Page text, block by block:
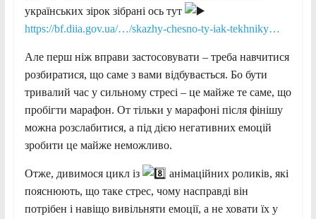
українських зірок зібрані ось тут
https://bf.diia.gov.ua/…/skazhy-chesno-ty-iak-tekhniky…
Але перш ніж вправи застосовувати – треба навчитися
розбиратися, що саме з вами відбувається. Бо бути
тривалий час у сильному стресі – це майже те саме, що
пробігти марафон. От тільки у марафоні після фінішу
можна розслабитися, а під дією негативних емоцій
зробити це майже неможливо.
Отже, дивимося цикл із
анімаційних роликів, які
пояснюють, що таке стрес, чому насправді він
потрібен і навіщо вивільняти емоції, а не ховати їх у